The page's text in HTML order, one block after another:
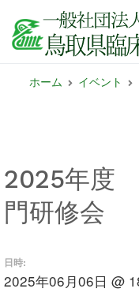
ホーム イベント
2025年度
門研修会
日時:
2025年06月06日 @